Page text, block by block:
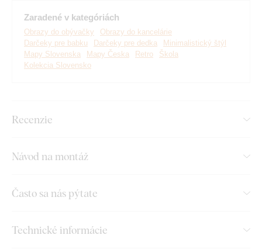
Ekologická výroba z dreva
Jednoduchá montáž na stenu
Na výber mnoho dekorov
Rozmery jednotlivých častí výrobku:
cm
Zaradené v kategóriách
Obrazy do obývačky
Obrazy do kancelárie
Darčeky pre babku
Darčeky pre dedka
Minimalistický štýl
Mapy Slovenska
Mapy Česka Retro
Škola
Kolekcia Slovensko
Recenzie
Návod na montáž
Často sa nás pýtate
Technické informácie